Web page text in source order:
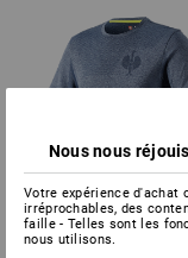
Nous nous
Votre expérience d'achat
irréprochables, des
faille - Telles sont les
nous utilisons.